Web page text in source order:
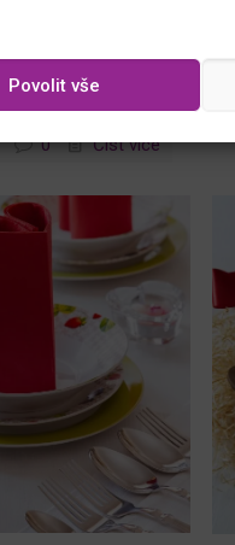
Povolit vše
připravit
svátky nebo
0 Číst více